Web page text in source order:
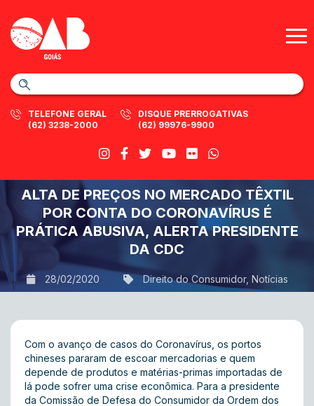
TELEFONE GERAL
(62) 3238-2000
DISQUE PRERROGATIVAS
(62) 99976-9900
ALTA DE PREÇOS NO MERCADO TÊXTIL
POR CONTA DO CORONAVÍRUS É
PRÁTICA ABUSIVA, ALERTA PRESIDENTE
DA CDC
28/02/2020 Direito do Consumidor, Notícias
Com o avanço de casos do Coronavírus, os portos
chineses pararam de escoar mercadorias e quem
depende de produtos e matérias-primas importadas de
lá pode sofrer uma crise econômica. Para a presidente
da Comissão de Defesa do Consumidor da Ordem dos